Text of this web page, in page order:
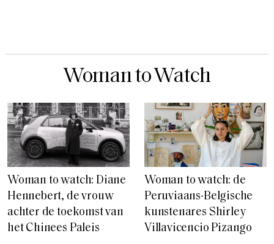
Woman to Watch
Woman to watch: Diane
Hennebert, de vrouw
achter de toekomst van
het Chinees Paleis
Woman to watch: de
Peruviaans-Belgische
kunstenares Shirley
Villavicencio Pizango